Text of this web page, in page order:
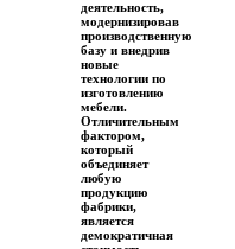
деятельность,
модернизировав
производственную
базу и внедрив
новые
технологии по
изготовлению
мебели.
Отличительным
фактором,
который
объединяет
любую
продукцию
фабрики,
является
демократичная